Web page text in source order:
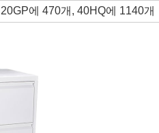
20GP에 470개, 40HQ에 1140개